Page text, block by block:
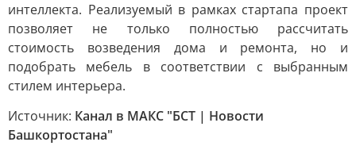
интеллекта. Реализуемый в рамках стартапа проект
позволяет не только полностью рассчитать
стоимость возведения дома и ремонта, но и
подобрать мебель в соответствии с выбранным
стилем интерьера.
Источник: Канал в МАКС "БСТ | Новости
Башкортостана"